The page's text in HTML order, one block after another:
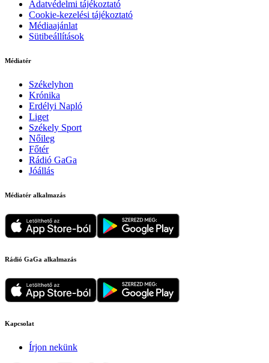
Adatvédelmi tájékoztató
Cookie-kezelési tájékoztató
Médiaajánlat
Sütibeállítások
Médiatér
Székelyhon
Krónika
Erdélyi Napló
Liget
Székely Sport
Nőileg
Főtér
Rádió GaGa
Jóállás
Médiatér alkalmazás
Rádió GaGa alkalmazás
Kapcsolat
Írjon nekünk